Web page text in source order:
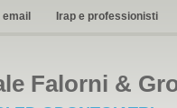
Irap e professionisti
Falorni &